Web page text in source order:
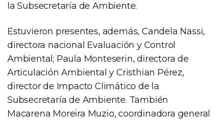
la Subsecretaría de Ambiente.
Estuvieron presentes, además, Candela Nassi,
directora nacional Evaluación y Control
Ambiental; Paula Monteserin, directora de
Articulación Ambiental y Cristhian Pérez,
director de Impacto Climático de la
Subsecretaría de Ambiente. También
Macarena Moreira Muzio, coordinadora general